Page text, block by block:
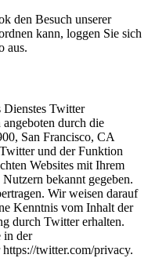
den Besuch unserer
kann, loggen Sie sich
aus.
Dienstes Twitter
durch die
San Francisco, CA
und der Funktion
Websites mit Ihrem
bekannt gegeben.
Wir weisen darauf
Kenntnis vom Inhalt der
durch Twitter erhalten.
in der
twitter.com/privacy.